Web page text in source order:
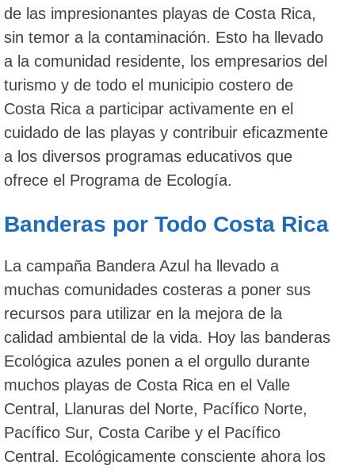
de las impresionantes playas de Costa Rica,
sin temor a la contaminación. Esto ha llevado
a la comunidad residente, los empresarios del
turismo y de todo el municipio costero de
Costa Rica a participar activamente en el
cuidado de las playas y contribuir eficazmente
a los diversos programas educativos que
ofrece el Programa de Ecología.
Banderas por Todo Costa Rica
La campaña Bandera Azul ha llevado a
muchas comunidades costeras a poner sus
recursos para utilizar en la mejora de la
calidad ambiental de la vida. Hoy las banderas
Ecológica azules ponen a el orgullo durante
muchos playas de Costa Rica en el Valle
Central, Llanuras del Norte, Pacífico Norte,
Pacífico Sur, Costa Caribe y el Pacífico
Central. Ecológicamente consciente ahora los